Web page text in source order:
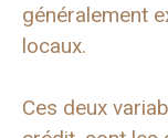
généralement
locaux.
Ces deux